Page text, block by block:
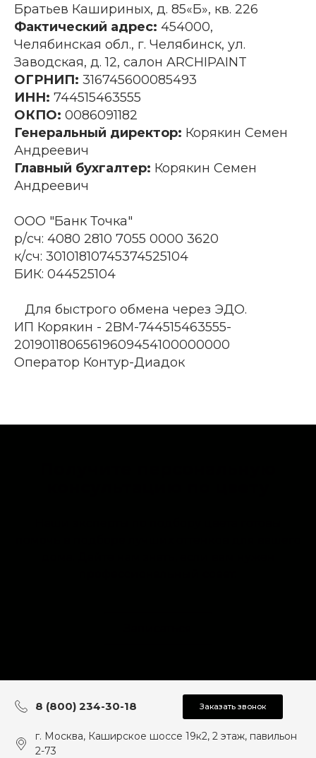
Братьев Кашириных, д. 85«Б», кв. 226
Фактический адрес: 454000,
Челябинская обл., г. Челябинск, ул.
Заводская, д. 12, салон ARCHIPAINT
ОГРНИП: 316745600085493
ИНН: 744515463555
ОКПО: 0086091182
Генеральный директор: Корякин Семен
Андреевич
Главный бухгалтер: Корякин Семен
Андреевич
ООО "Банк Точка"
р/сч: 4080 2810 7055 0000 3620
к/сч: 30101810745374525104
БИК: 044525104
Для быстрого обмена через ЭДО.
ИП Корякин - 2BM-744515463555-
20190118065619609454100000000
Оператор Контур-Диадок
8 (800) 234-30-18 Заказать звонок
г. Москва, Каширское шоссе 19к2, 2 этаж, павильон
2-73